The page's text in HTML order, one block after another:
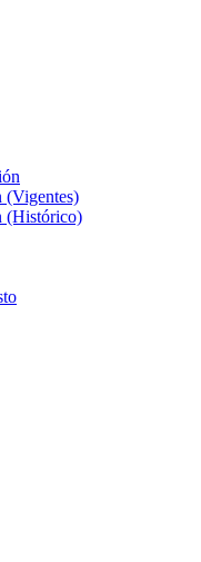
(Vigentes)
(Histórico)